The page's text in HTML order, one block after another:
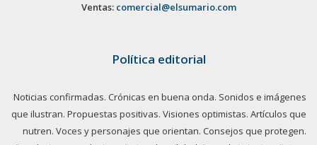
Ventas: comercial@elsumario.com
Política editorial
Noticias confirmadas. Crónicas en buena onda. Sonidos e imágenes
que ilustran. Propuestas positivas. Visiones optimistas. Artículos que
nutren. Voces y personajes que orientan. Consejos que protegen.